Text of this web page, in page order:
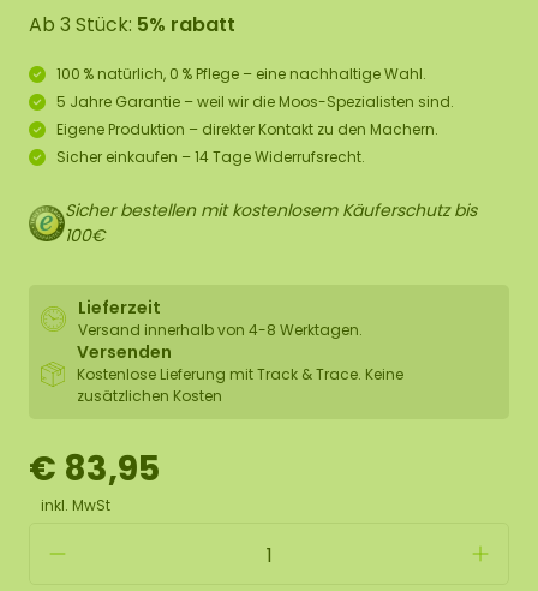
Ab 3 Stück: 5% rabatt
100 % natürlich, 0 % Pflege – eine nachhaltige Wahl.
5 Jahre Garantie – weil wir die Moos-Spezialisten sind.
Eigene Produktion – direkter Kontakt zu den Machern.
Sicher einkaufen – 14 Tage Widerrufsrecht.
Sicher bestellen mit kostenlosem Käuferschutz bis
100€
Lieferzeit
Versand innerhalb von 4-8 Werktagen.
Versenden
Kostenlose Lieferung mit Track & Trace. Keine
zusätzlichen Kosten
€ 83,95
inkl. MwSt